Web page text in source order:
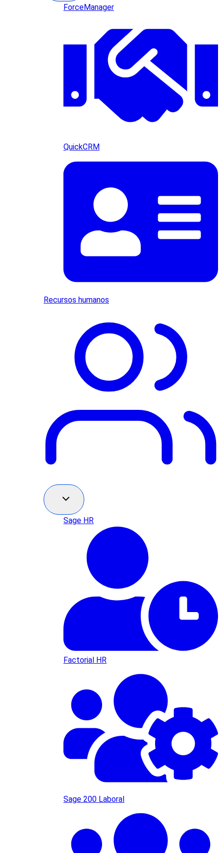
ForceManager
QuickCRM
Recursos humanos
Sage HR
Factorial HR
Sage 200 Laboral